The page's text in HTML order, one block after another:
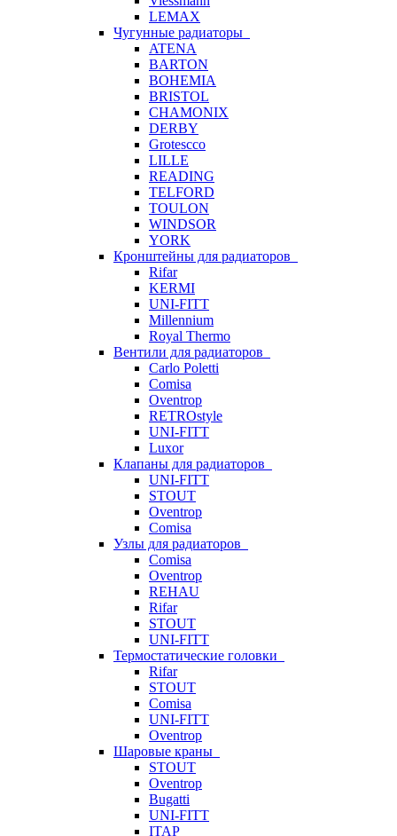
LEMAX
Чугунные радиаторы
ATENA
BARTON
BOHEMIA
BRISTOL
CHAMONIX
DERBY
Grotescco
LILLE
READING
TELFORD
TOULON
WINDSOR
YORK
Кронштейны для радиаторов
Rifar
KERMI
UNI-FITT
Millennium
Royal Thermo
Вентили для радиаторов
Carlo Poletti
Comisa
Oventrop
RETROstyle
UNI-FITT
Luxor
Клапаны для радиаторов
UNI-FITT
STOUT
Oventrop
Comisa
Узлы для радиаторов
Comisa
Oventrop
REHAU
Rifar
STOUT
UNI-FITT
Термостатические головки
Rifar
STOUT
Comisa
UNI-FITT
Oventrop
Шаровые краны
STOUT
Oventrop
Bugatti
UNI-FITT
ITAP